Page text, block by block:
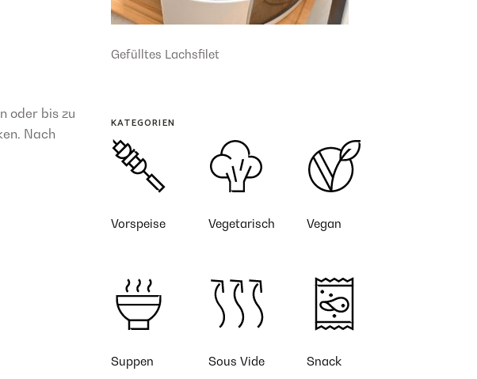
oder bis zu
Nach
Gefülltes Lachsfilet
KATEGORIEN
Vorspeise Vegetarisch Vegan
Suppen Sous Vide Snack